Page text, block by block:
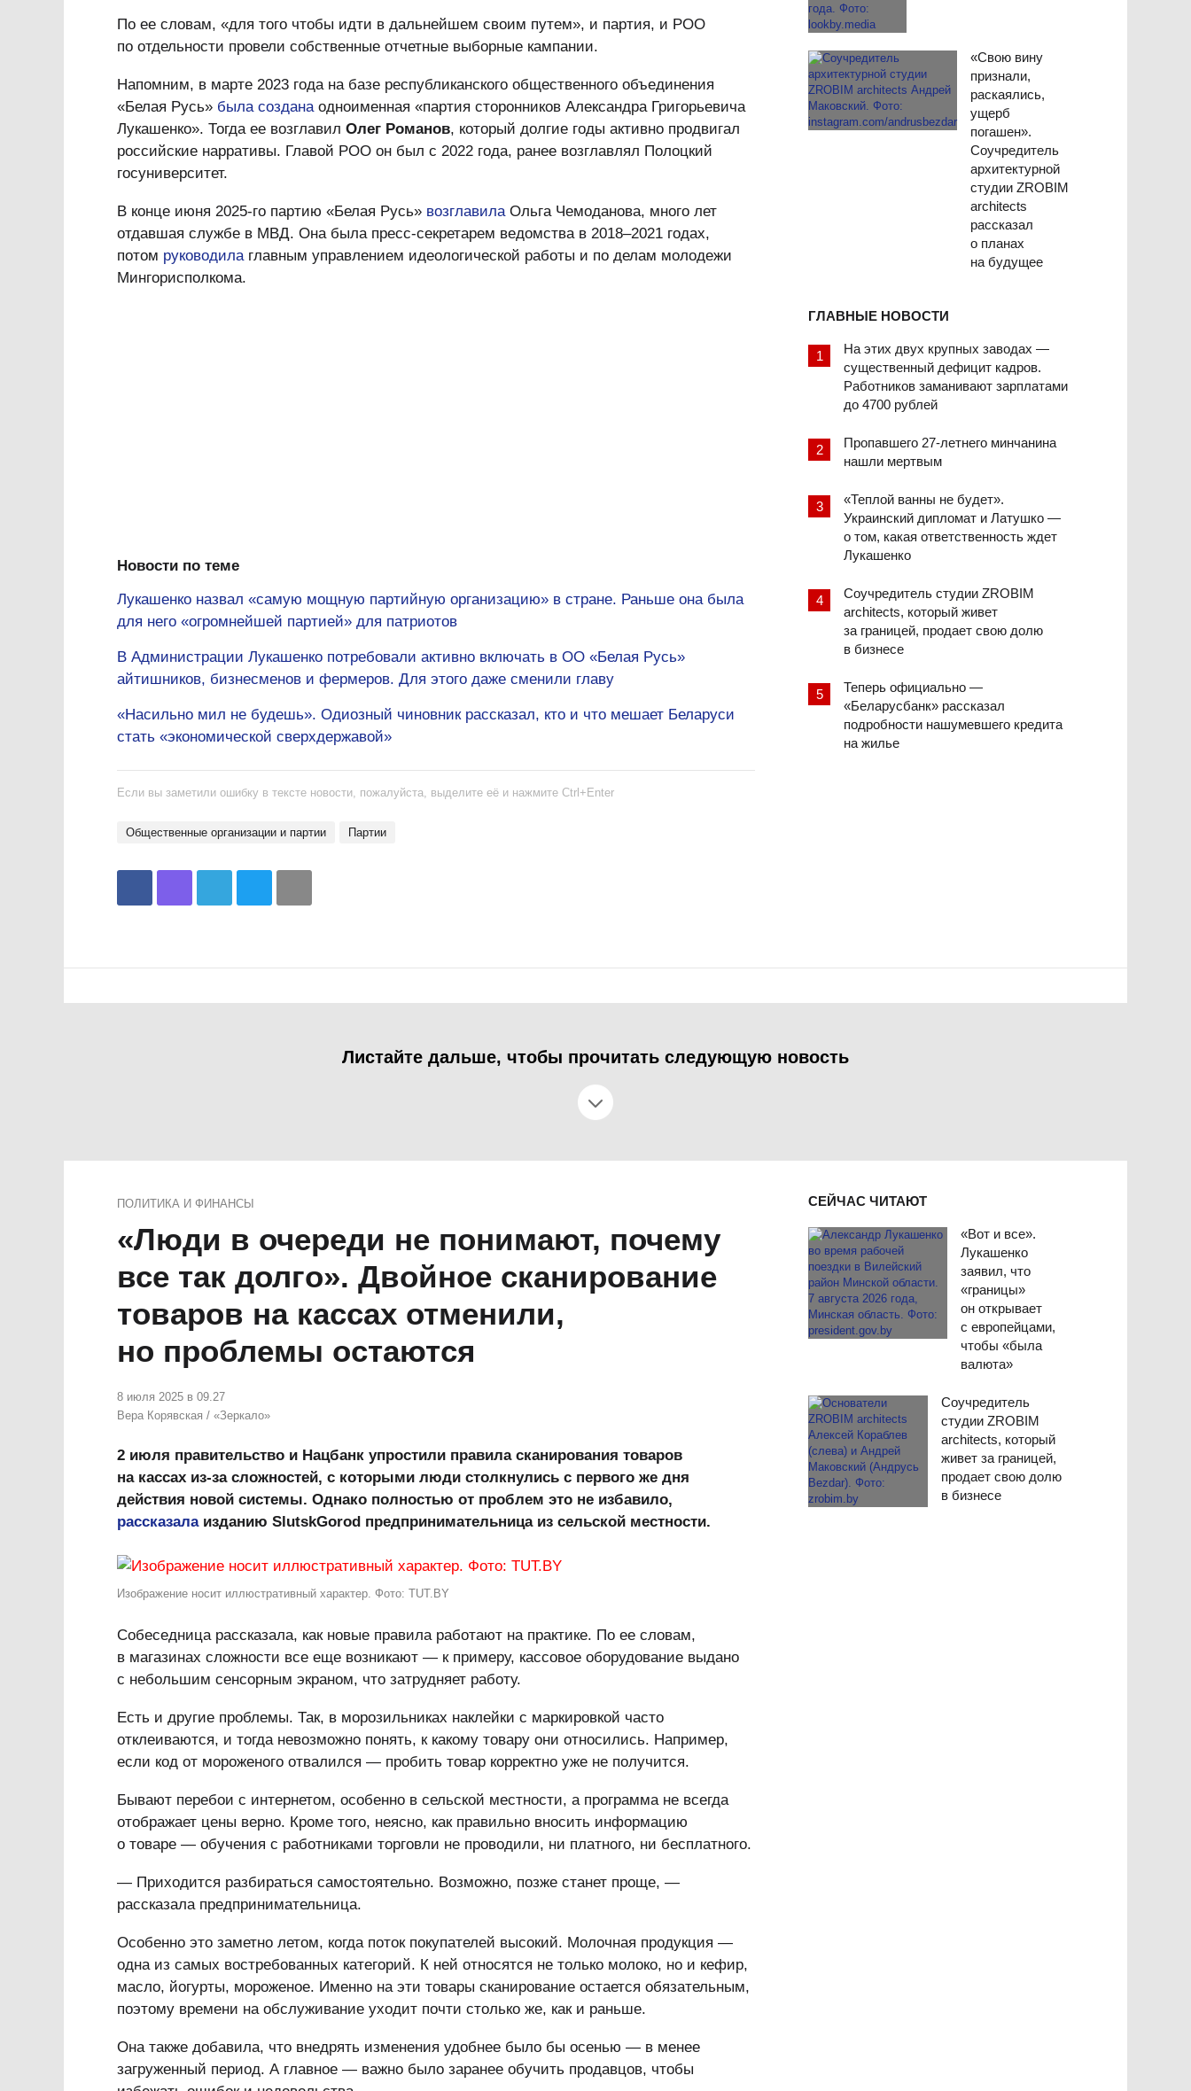
«Свою вину
признали,
раскаялись,
ущерб
погашен».
Соучредитель
архитектурной
студии ZROBIM
architects
рассказал
о планах
на будущее
ГЛАВНЫЕ НОВОСТИ
На этих двух крупных заводах —
существенный дефицит кадров.
Работников заманивают зарплатами
до 4700 рублей
Пропавшего 27-летнего минчанина
нашли мертвым
«Теплой ванны не будет».
Украинский дипломат и Латушко —
о том, какая ответственность ждет
Лукашенко
Соучредитель студии ZROBIM
architects, который живет
за границей, продает свою долю
в бизнесе
Теперь официально —
«Беларусбанк» рассказал
подробности нашумевшего кредита
на жилье
По ее словам, «для того чтобы идти в дальнейшем своим путем», и партия, и РОО
по отдельности провели собственные отчетные выборные кампании.
Напомним, в марте 2023 года на базе республиканского общественного объединения
«Белая Русь» была созданаодноименная «партия сторонников Александра Григорьевича
Лукашенко». Тогда ее возглавил Олег Романов, который долгие годы активно продвигал
российские нарративы. Главой РОО он был с 2022 года, ранее возглавлял Полоцкий
госуниверситет.
В конце июня 2025-го партию «Белая Русь» возглавилаОльга Чемоданова, много лет
отдавшая службе в МВД. Она была пресс-секретарем ведомства в 2018–2021 годах,
потом руководилаглавным управлением идеологической работы и по делам молодежи
Мингорисполкома.
Новости по теме
Лукашенко назвал «самую мощную партийную организацию» в стране. Раньше она была
для него «огромнейшей партией» для патриотов
В Администрации Лукашенко потребовали активно включать в ОО «Белая Русь»
айтишников, бизнесменов и фермеров. Для этого даже сменили главу
«Насильно мил не будешь». Одиозный чиновник рассказал, кто и что мешает Беларуси
стать «экономической сверхдержавой»
Если вы заметили ошибку в тексте новости, пожалуйста, выделите её и нажмите Ctrl+Enter
общественные организации и партии партии
Листайте дальше, чтобы прочитать следующую новость